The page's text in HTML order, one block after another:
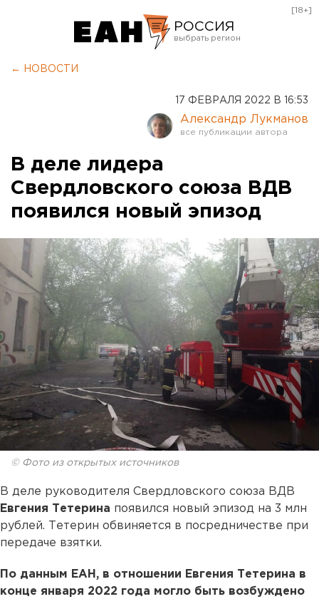
РОССИЯ
Оренбург
[18+]
← НОВОСТИ
17 ФЕВРАЛЯ 2022 В 16:53
Александр Лукманов
В деле лидера
Свердловского союза ВДВ
появился новый эпизод
© Фото из открытых источников
В деле руководителя Свердловского союза ВДВ
Евгения Тетерина появился новый эпизод на 3 млн
рублей. Тетерин обвиняется в посредничестве при
передаче взятки.
По данным ЕАН, в отношении Евгения Тетерина в
конце января 2022 года могло быть возбуждено